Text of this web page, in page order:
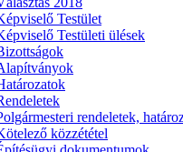
Testület
Testületi ülések
rendeletek,
közzététel